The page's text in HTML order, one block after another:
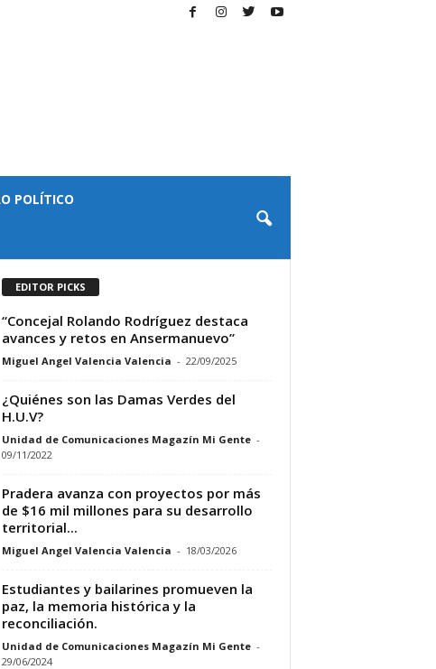
POLÍTICO
EDITOR PICKS
“Concejal Rolando Rodríguez destaca
avances y retos en Ansermanuevo”
Miguel Angel Valencia Valencia - 22/09/2025
¿Quiénes son las Damas Verdes del
H.U.V?
Unidad de Comunicaciones Magazín Mi Gente -
09/11/2022
Pradera avanza con proyectos por más
de $16 mil millones para su desarrollo
territorial...
Miguel Angel Valencia Valencia - 18/03/2026
Estudiantes y bailarines promueven la
paz, la memoria histórica y la
reconciliación.
Unidad de Comunicaciones Magazín Mi Gente -
29/06/2024